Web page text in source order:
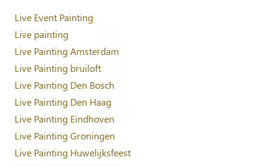
Live Event Painting
Live painting
Live Painting Amsterdam
Live Painting bruiloft
Live Painting Den Bosch
Live Painting Den Haag
Live Painting Eindhoven
Live Painting Groningen
Live Painting Huwelijksfeest